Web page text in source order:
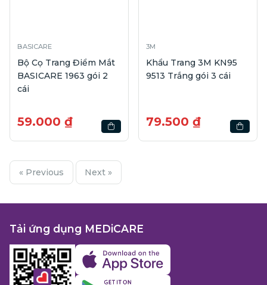
BASICARE
Bộ Cọ Trang Điểm Mắt
BASICARE 1963 gói 2
cái
59.000 ₫
3M
Khẩu Trang 3M KN95
9513 Trắng gói 3 cái
79.500 ₫
« Previous Next »
Tải ứng dụng MEDiCARE